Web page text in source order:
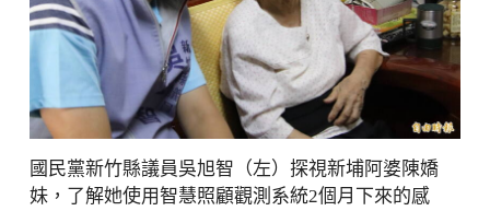
國民黨新竹縣議員吳旭智（左）探視新埔阿婆陳嬌
妹，了解她使用智慧照顧觀測系統2個月下來的感